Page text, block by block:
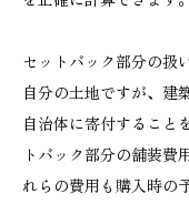
セットバック部分の扱
自分の土地ですが、建
自治体に寄付すること
トバック部分の舗装費
れらの費用も購入時の